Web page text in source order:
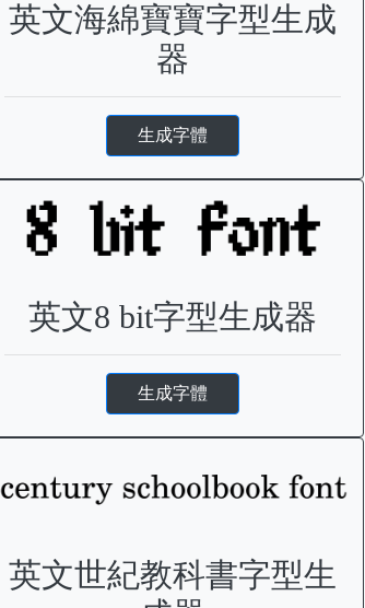
英文海綿寶寶字型生成
器
生成字體
英文8 bit字型生成器
生成字體
英文世紀教科書字型生